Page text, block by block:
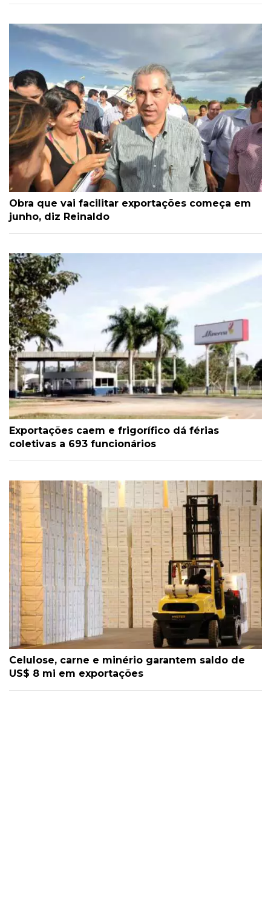
Obra que vai facilitar exportações começa em
junho, diz Reinaldo
Exportações caem e frigorífico dá férias
coletivas a 693 funcionários
Celulose, carne e minério garantem saldo de
US$ 8 mi em exportações